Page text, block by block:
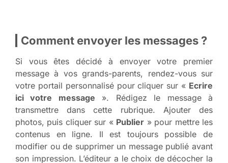
Comment envoyer les messages ?
Si vous êtes décidé à envoyer votre premier
message à vos grands-parents, rendez-vous sur
votre portail personnalisé pour cliquer sur « Ecrire
ici votre message ». Rédigez le message à
transmettre dans cette rubrique. Ajouter des
photos, puis cliquer sur « Publier » pour mettre les
contenus en ligne. Il est toujours possible de
modifier ou de supprimer un message publié avant
son impression. L’éditeur a le choix de décocher la